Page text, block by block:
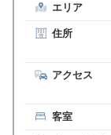
エリア
住所
アクセス
客室